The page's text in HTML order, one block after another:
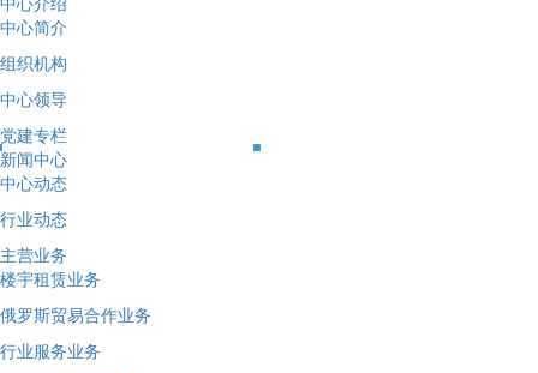
中心简介
组织机构
中心领导
党建专栏
新闻中心
中心动态
行业动态
主营业务
楼宇租赁业务
俄罗斯贸易合作业务
行业服务业务